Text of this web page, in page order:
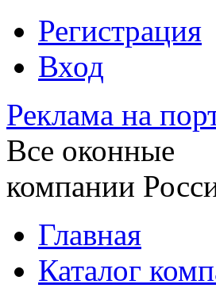
Регистрация
Вход
Реклама на
Все оконные
компании
Главная
Каталог